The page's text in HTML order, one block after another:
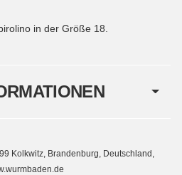
in der Größe 18.
Kolkwitz, Brandenburg, Deutschland,